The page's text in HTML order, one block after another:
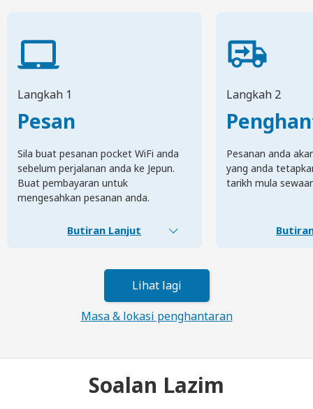
Langkah 1
Pesan
Sila buat pesanan pocket WiFi anda
sebelum perjalanan anda ke Jepun.
Buat pembayaran untuk
mengesahkan pesanan anda.
Butiran Lanjut
Langkah 2
Pesanan anda
yang anda
tarikh mula
Lihat lagi
Masa & lokasi penghantaran
Soalan Lazim